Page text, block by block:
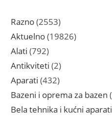
Razno 25532553
proizvoda
Aktuelno 1982619826
Alati 792792
proizvoda
Antikviteti 22
proizvoda
Aparati 432432
proizvoda
Bazeni i oprema za bazen
Bela tehnika i kućni aparati